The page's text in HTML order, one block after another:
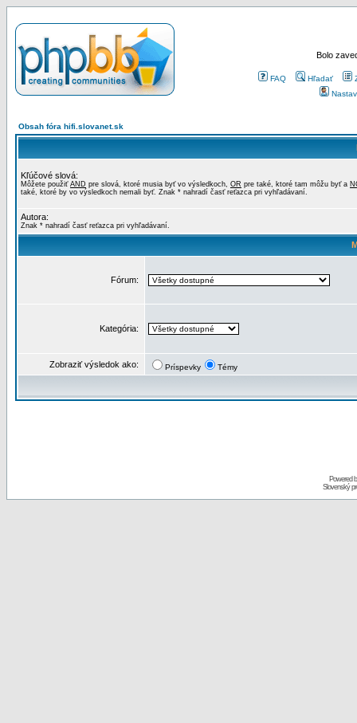
Bolo
FAQ Hľadať
Obsah fóra hifi.slovanet.sk
Kľúčové slová:
Môžete použiť AND pre slová, ktoré musia byť vo výsledkoch, OR pre také, ktoré tam môžu byť a
také, ktoré by vo výsledkoch nemali byť. Znak * nahradí časť reťazca pri vyhľadávaní.
Autora:
Znak * nahradí časť reťazca pri vyhľadávaní.
Fórum:
Kategória:
Zobraziť výsledok ako: Príspevky Témy
Powered
Slovenský